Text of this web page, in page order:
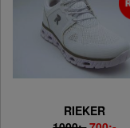
RIEKER